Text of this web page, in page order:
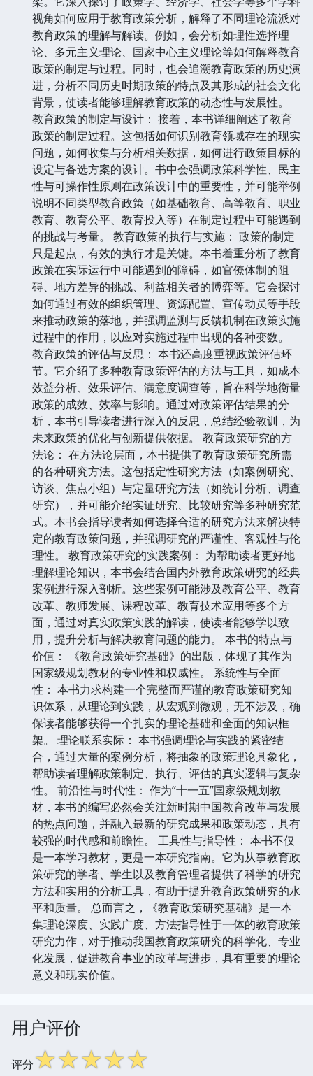
视角如何应用于教育政策分析，解释了不同理论流派对
教育政策的理解与解读。例如，会分析如理性选择理
论、多元主义理论、国家中心主义理论等如何解释教育
政策的制定与过程。同时，也会追溯教育政策的历史演
进，分析不同历史时期政策的特点及其形成的社会文化
背景，使读者能够理解教育政策的动态性与发展性。
教育政策的制定与设计： 接着，本书详细阐述了教育
政策的制定过程。这包括如何识别教育领域存在的现实
问题，如何收集与分析相关数据，如何进行政策目标的
设定与备选方案的设计。书中会强调政策科学性、民主
性与可操作性原则在政策设计中的重要性，并可能举例
说明不同类型教育政策（如基础教育、高等教育、职业
教育、教育公平、教育投入等）在制定过程中可能遇到
的挑战与考量。 教育政策的执行与实施： 政策的制定
只是起点，有效的执行才是关键。本书着重分析了教育
政策在实际运行中可能遇到的障碍，如官僚体制的阻
碍、地方差异的挑战、利益相关者的博弈等。它会探讨
如何通过有效的组织管理、资源配置、宣传动员等手段
来推动政策的落地，并强调监测与反馈机制在政策实施
过程中的作用，以应对实施过程中出现的各种变数。
教育政策的评估与反思： 本书还高度重视政策评估环
节。它介绍了多种教育政策评估的方法与工具，如成本
效益分析、效果评估、满意度调查等，旨在科学地衡量
政策的成效、效率与影响。通过对政策评估结果的分
析，本书引导读者进行深入的反思，总结经验教训，为
未来政策的优化与创新提供依据。 教育政策研究的方
法论： 在方法论层面，本书提供了教育政策研究所需
的各种研究方法。这包括定性研究方法（如案例研究、
访谈、焦点小组）与定量研究方法（如统计分析、调查
研究），并可能介绍实证研究、比较研究等多种研究范
式。本书会指导读者如何选择合适的研究方法来解决特
定的教育政策问题，并强调研究的严谨性、客观性与伦
理性。 教育政策研究的实践案例： 为帮助读者更好地
理解理论知识，本书会结合国内外教育政策研究的经典
案例进行深入剖析。这些案例可能涉及教育公平、教育
改革、教师发展、课程改革、教育技术应用等多个方
面，通过对真实政策实践的解读，使读者能够学以致
用，提升分析与解决教育问题的能力。 本书的特点与
价值： 《教育政策研究基础》的出版，体现了其作为
国家级规划教材的专业性和权威性。 系统性与全面
性： 本书力求构建一个完整而严谨的教育政策研究知
识体系，从理论到实践，从宏观到微观，无不涉及，确
保读者能够获得一个扎实的理论基础和全面的知识框
架。 理论联系实际： 本书强调理论与实践的紧密结
合，通过大量的案例分析，将抽象的政策理论具象化，
帮助读者理解政策制定、执行、评估的真实逻辑与复杂
性。 前沿性与时代性： 作为“十一五”国家级规划教
材，本书的编写必然会关注新时期中国教育改革与发展
的热点问题，并融入最新的研究成果和政策动态，具有
较强的时代感和前瞻性。 工具性与指导性： 本书不仅
是一本学习教材，更是一本研究指南。它为从事教育政
策研究的学者、学生以及教育管理者提供了科学的研究
方法和实用的分析工具，有助于提升教育政策研究的水
平和质量。 总而言之，《教育政策研究基础》是一本
集理论深度、实践广度、方法指导性于一体的教育政策
研究力作，对于推动我国教育政策研究的科学化、专业
化发展，促进教育事业的改革与进步，具有重要的理论
意义和现实价值。
用户评价
评分☆☆☆☆☆